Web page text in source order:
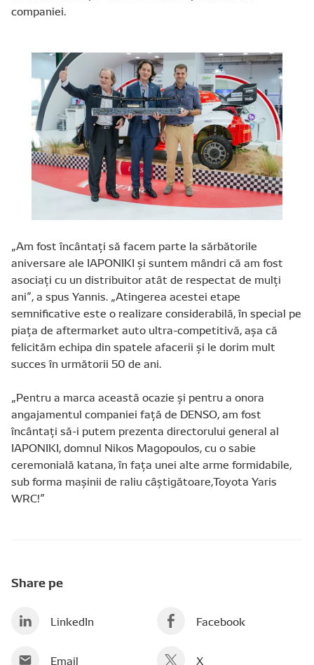
companiei.
„Am fost încântați să facem parte la sărbătorile
aniversare ale IAPONIKI și suntem mândri că am fost
asociați cu un distribuitor atât de respectat de mulți
ani”, a spus Yannis. „Atingerea acestei etape
semnificative este o realizare considerabilă, în special pe
piața de aftermarket auto ultra-competitivă, așa că
felicităm echipa din spatele afacerii și le dorim mult
succes în următorii 50 de ani.
„Pentru a marca această ocazie și pentru a onora
angajamentul companiei față de DENSO, am fost
încântați să-i putem prezenta directorului general al
IAPONIKI, domnul Nikos Magopoulos, cu o sabie
ceremonială katana, în fața unei alte arme formidabile,
sub forma mașinii de raliu câștigătoare,Toyota Yaris
WRC!”
Share pe
LinkedIn Facebook
Email X